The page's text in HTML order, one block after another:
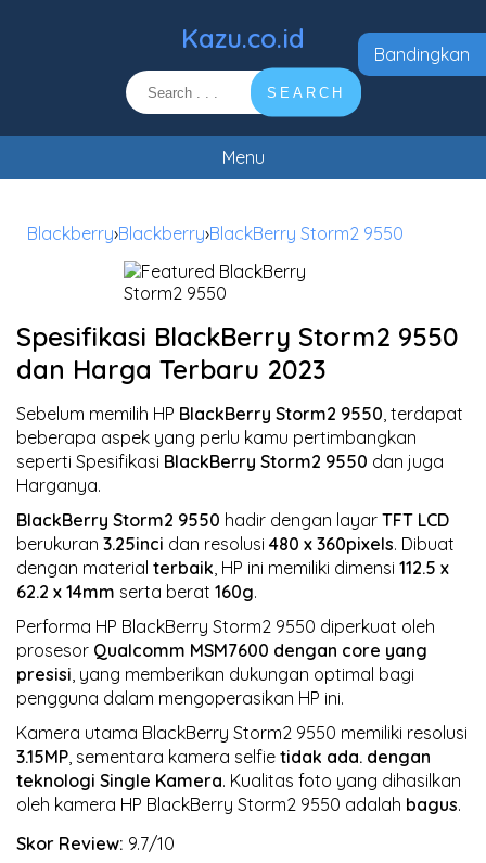
Kazu.co.id
SEARCH
Menu
Blackberry›Blackberry›BlackBerry Storm2 9550
Spesifikasi BlackBerry Storm2 9550
dan Harga Terbaru 2023
Sebelum memilih HP BlackBerry Storm2 9550, terdapat
beberapa aspek yang perlu kamu pertimbangkan
seperti Spesifikasi BlackBerry Storm2 9550 dan juga
Harganya.
BlackBerry Storm2 9550 hadir dengan layar TFT LCD
berukuran 3.25inci dan resolusi 480 x 360pixels. Dibuat
dengan material terbaik, HP ini memiliki dimensi 112.5 x
62.2 x 14mm serta berat 160g.
Performa HP BlackBerry Storm2 9550 diperkuat oleh
prosesor Qualcomm MSM7600 dengan core yang
presisi, yang memberikan dukungan optimal bagi
pengguna dalam mengoperasikan HP ini.
Kamera utama BlackBerry Storm2 9550 memiliki resolusi
3.15MP, sementara kamera selfie tidak ada. dengan
teknologi Single Kamera. Kualitas foto yang dihasilkan
oleh kamera HP BlackBerry Storm2 9550 adalah bagus.
Skor Review: 9.7/10
Bandingkan